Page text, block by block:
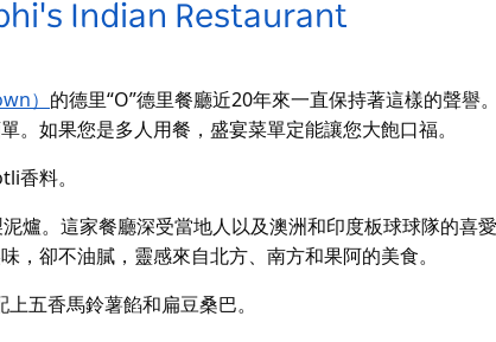
Indian Restaurant
） 的德里“O”德里餐廳近20年來一直保持著這樣的聲譽
。如果您是多人用餐，盛宴菜單定能讓您大飽口福。
香料。
爐。這家餐廳深受當地人以及澳洲和印度板球球隊的喜
卻不油膩，靈感來自北方、南方和果阿的美食。
五香馬鈴薯餡和扁豆桑巴。